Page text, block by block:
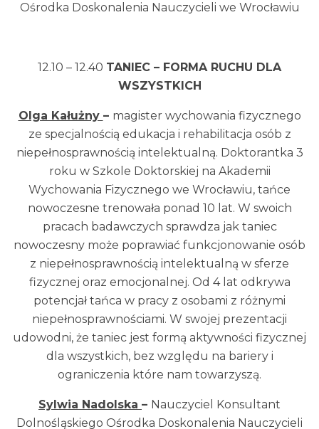
Ośrodka Doskonalenia Nauczycieli we Wrocławiu
12.10 – 12.40 TANIEC – FORMA RUCHU DLA
WSZYSTKICH
Olga Kałużny – magister wychowania fizycznego
ze specjalnością edukacja i rehabilitacja osób z
niepełnosprawnością intelektualną. Doktorantka 3
roku w Szkole Doktorskiej na Akademii
Wychowania Fizycznego we Wrocławiu, tańce
nowoczesne trenowała ponad 10 lat. W swoich
pracach badawczych sprawdza jak taniec
nowoczesny może poprawiać funkcjonowanie osób
z niepełnosprawnością intelektualną w sferze
fizycznej oraz emocjonalnej. Od 4 lat odkrywa
potencjał tańca w pracy z osobami z różnymi
niepełnosprawnościami. W swojej prezentacji
udowodni, że taniec jest formą aktywności fizycznej
dla wszystkich, bez względu na bariery i
ograniczenia które nam towarzyszą.
Sylwia Nadolska – Nauczyciel Konsultant
Dolnośląskiego Ośrodka Doskonalenia Nauczycieli